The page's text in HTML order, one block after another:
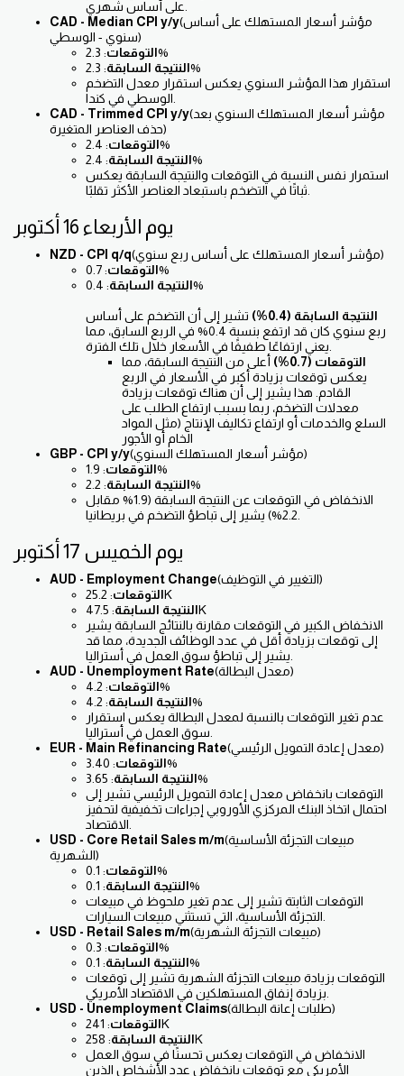
CAD - Median CPI y/y(مؤشر أسعار المستهلك على أساس
سنوي - الوسطي)
التوقعات: 2.3%
النتيجة السابقة: 2.3%
استقرار هذا المؤشر السنوي يعكس استقرار معدل التضخم
CAD - Trimmed CPI y/y(مؤشر أسعار المستهلك السنوي بعد
حذف العناصر المتغيرة)
التوقعات: 2.4%
النتيجة السابقة: 2.4%
استمرار نفس النسبة في التوقعات والنتيجة السابقة يعكس
يوم الأربعاء 16 أكتوبر
NZD - CPI q/q
(مؤشر أسعار المستهلك على أساس ربع سنوي)
التوقعات: 0.7%
النتيجة السابقة: 0.4%
النتيجة السابقة (0.4%)
تشير إلى أن التضخم على أساس
ربع سنوي كان قد ارتفع بنسبة 0.4% في الربع السابق، مما
التوقعات (0.7%)
أعلى من النتيجة السابقة، مما
يعكس توقعات بزيادة أكبر في الأسعار في الربع
القادم. هذا يشير إلى أن هناك توقعات بزيادة
معدلات التضخم، ربما بسبب ارتفاع الطلب على
السلع والخدمات أو ارتفاع تكاليف الإنتاج (مثل المواد
الخام أو الأجور
GBP - CPI y/y
(مؤشر أسعار المستهلك السنوي)
التوقعات: 1.9%
النتيجة السابقة: 2.2%
الانخفاض في التوقعات عن النتيجة السابقة (1.9% مقابل
يوم الخميس 17 أكتوبر
AUD - Employment Change
(التغيير في التوظيف)
التوقعات: 25.2K
النتيجة السابقة: 47.5K
الانخفاض الكبير في التوقعات مقارنة بالنتائج السابقة يشير
إلى توقعات بزيادة أقل في عدد الوظائف الجديدة، مما قد
AUD - Unemployment Rate
(معدل البطالة)
التوقعات: 4.2%
النتيجة السابقة: 4.2%
عدم تغير التوقعات بالنسبة لمعدل البطالة يعكس استقرار
EUR - Main Refinancing Rate
(معدل إعادة التمويل الرئيسي)
التوقعات: 3.40%
النتيجة السابقة: 3.65%
التوقعات بانخفاض معدل إعادة التمويل الرئيسي تشير إلى
احتمال اتخاذ البنك المركزي الأوروبي إجراءات تخفيفية لتحفيز
USD - Core Retail Sales m/m(مبيعات التجزئة الأساسية
الشهرية)
التوقعات: 0.1%
النتيجة السابقة: 0.1%
التوقعات الثابتة تشير إلى عدم تغير ملحوظ في مبيعات
USD - Retail Sales m/m
(مبيعات التجزئة الشهرية)
التوقعات: 0.3%
النتيجة السابقة: 0.1%
التوقعات بزيادة مبيعات التجزئة الشهرية تشير إلى توقعات
USD - Unemployment Claims
(طلبات إعانة البطالة)
التوقعات: 241K
النتيجة السابقة: 258K
الانخفاض في التوقعات يعكس تحسنًا في سوق العمل
الأمريكي مع توقعات بانخفاض عدد الأشخاص الذين